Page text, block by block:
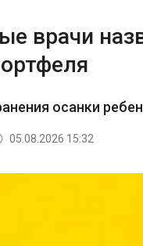
врачи
осанки
05.08.2026 15:32